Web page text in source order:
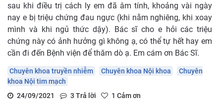
sau khi điều trị cách ly em đã âm tính, khoảng vài ngày
nay e bị triệu chứng đau ngực (khi nằm nghiêng, khi xoay
mình và khi ngủ thức dậy). Bác sĩ cho e hỏi các triệu
chứng này có ảnh hưởng gì không ạ, có thể tự hết hay em
cần đi đến Bệnh viện để thăm dò ạ. Em cám ơn Bác Sĩ.
Chuyên khoa truyền nhiễm Chuyên khoa Nội khoa
Chuyên
khoa Nội tim mạch
24/09/2021
3 Trả lời 1 Cảm ơn